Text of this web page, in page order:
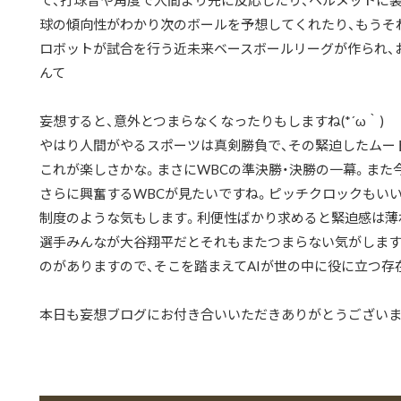
球の傾向性がわかり次のボールを予想してくれたり、もう
ロボットが試合を行う近未来ベースボールリーグが作られ、
んて
妄想すると、意外とつまらなくなったりもしますね(*´ω｀)
やはり人間がやるスポーツは真剣勝負で、その緊迫したムー
これが楽しさかな。まさにWBCの準決勝・決勝の一幕。ま
さらに興奮するWBCが見たいですね。ピッチクロックもい
制度のような気もします。利便性ばかり求めると緊迫感は薄
選手みんなが大谷翔平だとそれもまたつまらない気がしま
のがありますので、そこを踏まえてAIが世の中に役に立つ
本日も妄想ブログにお付き合いいただきありがとうござい